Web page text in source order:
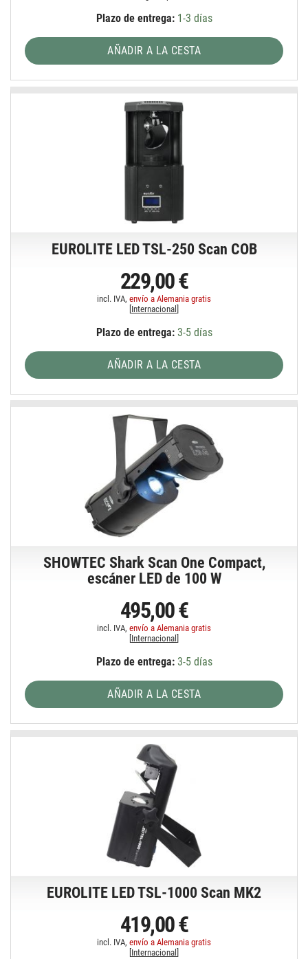
Plazo de entrega:1-3 días
AÑADIR A LA CESTA
EUROLITE LED TSL-250 Scan COB
229,00 €
incl. IVA,envío a Alemania gratis
[Internacional]
Plazo de entrega:3-5 días
AÑADIR A LA CESTA
SHOWTEC Shark Scan One Compact,
escáner LED de 100 W
495,00 €
incl. IVA,envío a Alemania gratis
Internacional
Plazo de entrega:3-5 días
AÑADIR A LA CESTA
EUROLITE LED TSL-1000 Scan MK2
419,00 €
incl. IVA,envío a Alemania gratis
[Internacional]